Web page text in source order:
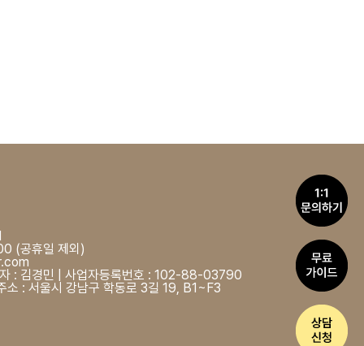
(공휴일 제외)
: 김경민 | 사업자등록번호 : 102-88-03790
소 : 서울시 강남구 학동로 3길 19, B1~F3